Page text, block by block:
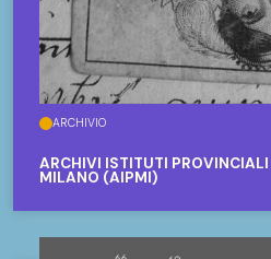
ARCHIVIO
ARCHIVI ISTITUTI
MILANO (AIPMI)